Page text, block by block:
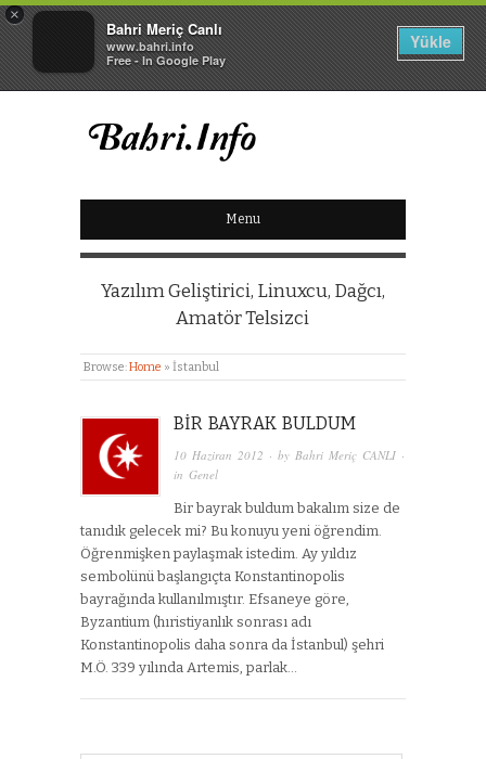
×
Bahri Meriç Canlı
www.bahri.info
Free - In Google Play
Yükle
BAHRI MERIÇ CANLI
KIŞISEL WEB SITESI
Menu
Yazılım Geliştirici, Linuxcu, Dağcı,
Amatör Telsizci
Browse:Home » İstanbul
BIR BAYRAK BULDUM
10 Haziran 2012 · by Bahri Meriç CANLI ·
inGenel
Bir bayrak buldum bakalım size de
tanıdık gelecek mi? Bu konuyu yeni öğrendim.
Öğrenmişken paylaşmak istedim. Ay yıldız
sembolünü başlangıçta Konstantinopolis
bayrağında kullanılmıştır. Efsaneye göre,
Byzantium (hıristiyanlık sonrası adı
Konstantinopolis daha sonra da İstanbul) şehri
M.Ö. 339 yılında Artemis, parlak…